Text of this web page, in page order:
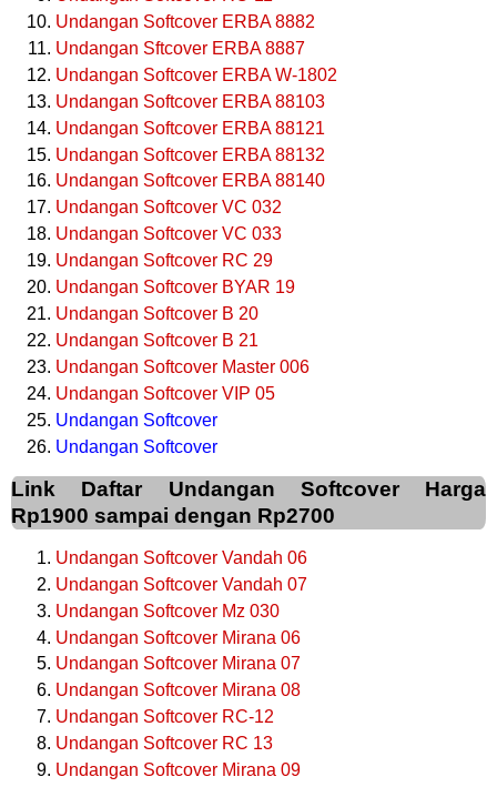
Undangan Softcover ERBA 8882
Undangan Sftcover ERBA 8887
Undangan Softcover ERBA W-1802
Undangan Softcover ERBA 88103
Undangan Softcover ERBA 88121
Undangan Softcover ERBA 88132
Undangan Softcover ERBA 88140
Undangan Softcover VC 032
Undangan Softcover VC 033
Undangan Softcover RC 29
Undangan Softcover BYAR 19
Undangan Softcover B 20
Undangan Softcover B 21
Undangan Softcover Master 006
Undangan Softcover VIP 05
Undangan Softcover
Undangan Softcover
Link Daftar Undangan Softcover Harga
Rp1900 sampai dengan Rp2700
Undangan Softcover Vandah 06
Undangan Softcover Vandah 07
Undangan Softcover Mz 030
Undangan Softcover Mirana 06
Undangan Softcover Mirana 07
Undangan Softcover Mirana 08
Undangan Softcover RC-12
Undangan Softcover RC 13
Undangan Softcover Mirana 09